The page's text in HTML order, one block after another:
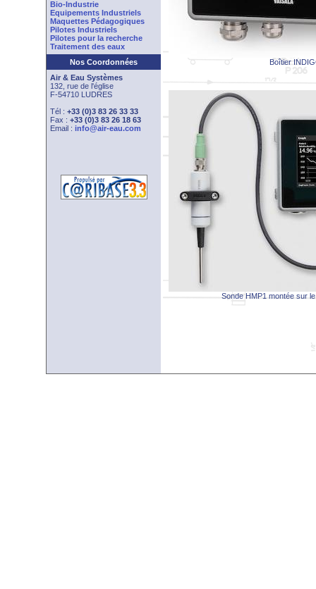
Bio-Industrie
Equipements Industriels
Maquettes Pédagogiques
Pilotes Industriels
Pilotes pour la recherche
Traitement des eaux
Nos Coordonnées
Air & Eau Systèmes
132, rue de l'église
F-54710 LUDRES
Tél : +33 (0)3 83 26 33 33
Fax : +33 (0)3 83 26 18 63
Email : info@air-eau.com
Boîtier
Sonde HMP1 montée sur